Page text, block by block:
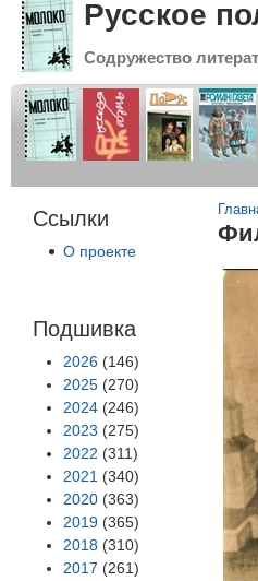
Русское
Содружество
Ссылки
О проекте
Подшивка
2026 (146)
2025 (270)
2024 (246)
2023 (275)
2022 (311)
2021 (340)
2020 (363)
2019 (365)
2018 (310)
2017 (261)
Вы